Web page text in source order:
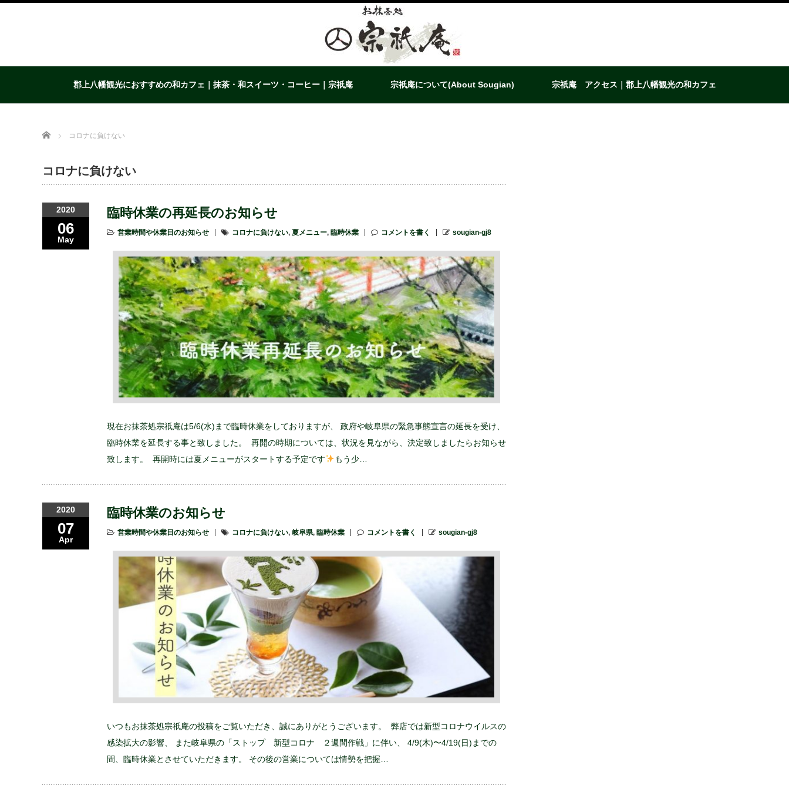
郡上八幡観光におすすめの和カフェ｜抹茶・和スイーツ・コーヒー｜宗祇庵 宗祇庵について(About Sougian) 宗祇庵 アクセス｜郡上八幡観光の和カフェ
Home コロナに負けない
コロナに負けない
2020
06
May
臨時休業の再延長のお知らせ
営業時間や休業日のお知らせ コロナに負けない, 夏メニュー, 臨時休業 コメントを書く sougian-gj8
現在お抹茶処宗祇庵は5/6(水)まで臨時休業をしておりますが、 政府や岐阜県の緊急事態宣言の延長を受け、
臨時休業を延長する事と致しました。 再開の時期については、状況を見ながら、決定致しましたらお知らせ
致します。 再開時には夏メニューがスタートする予定です
もう少…
2020
07
Apr
臨時休業のお知らせ
営業時間や休業日のお知らせ コロナに負けない, 岐阜県, 臨時休業 コメントを書く sougian-gj8
いつもお抹茶処宗祇庵の投稿をご覧いただき、誠にありがとうございます。 弊店では新型コロナウイルスの
感染拡大の影響、 また岐阜県の「ストップ 新型コロナ ２週間作戦」に伴い、 4/9(木)〜4/19(日)までの
間、臨時休業とさせていただきます。 その後の営業については情勢を把握…